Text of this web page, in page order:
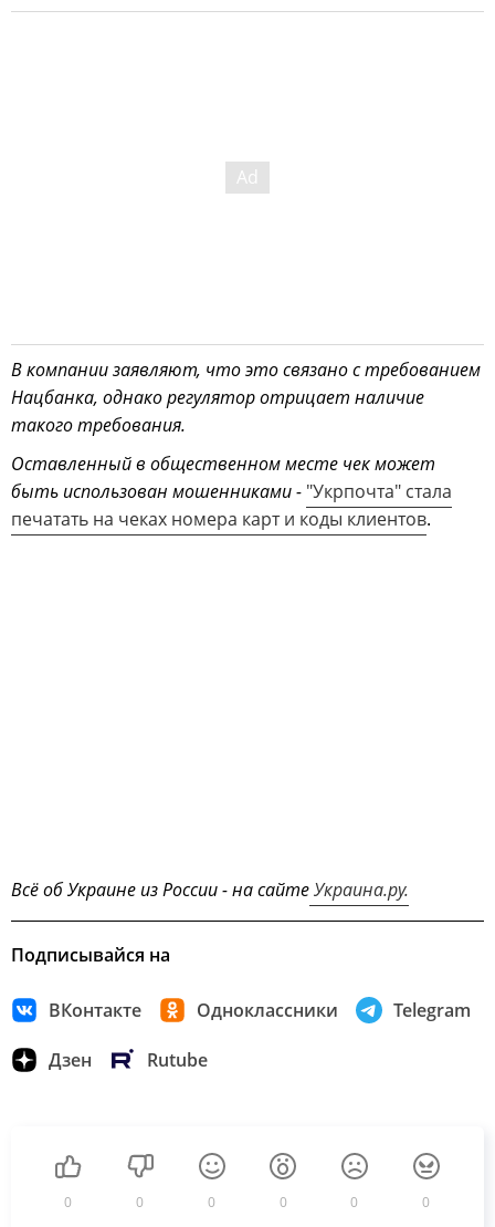
В компании заявляют, что это связано с требованием
Нацбанка, однако регулятор отрицает наличие
такого требования.
Оставленный в общественном месте чек может
быть использован мошенниками - "Укрпочта" стала
печатать на чеках номера карт и коды клиентов.
Всё об Украине из России - на сайтеУкраина.ру.
Подписывайся на
ВКонтакте Одноклассники Telegram
Дзен Rutube
0 0 0 0 0 0